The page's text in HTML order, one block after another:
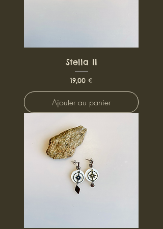
Stella II
Prix
19,00 €
Ajouter au panier